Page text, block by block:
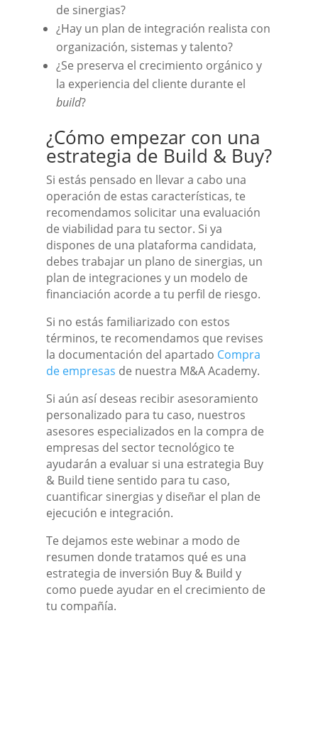
de sinergias?
¿Hay un plan de integración realista con
organización, sistemas y talento?
¿Se preserva el crecimiento orgánico y
la experiencia del cliente durante el
build?
¿Cómo empezar con una
estrategia de Build & Buy?
Si estás pensado en llevar a cabo una
operación de estas características, te
recomendamos solicitar una evaluación
de viabilidad para tu sector. Si ya
dispones de una plataforma candidata,
debes trabajar un plano de sinergias, un
plan de integraciones y un modelo de
financiación acorde a tu perfil de riesgo.
Si no estás familiarizado con estos
términos, te recomendamos que revises
la documentación del apartado Compra
de empresas de nuestra M&A Academy.
Si aún así deseas recibir asesoramiento
personalizado para tu caso, nuestros
asesores especializados en la compra de
empresas del sector tecnológico te
ayudarán a evaluar si una estrategia Buy
& Build tiene sentido para tu caso,
cuantificar sinergias y diseñar el plan de
ejecución e integración.
Te dejamos este webinar a modo de
resumen donde tratamos qué es una
estrategia de inversión Buy & Build y
como puede ayudar en el crecimiento de
tu compañía.